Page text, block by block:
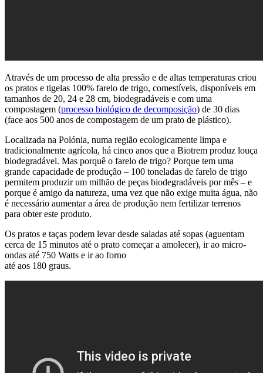
Através de um processo de alta pressão e de altas temperaturas criou
os pratos e tigelas 100% farelo de trigo, comestíveis, disponíveis em
tamanhos de 20, 24 e 28 cm, biodegradáveis e com uma
compostagem (processo biológico de decomposição) de 30 dias
(face aos 500 anos de compostagem de um prato de plástico).
Localizada na Polónia, numa região ecologicamente limpa e
tradicionalmente agrícola, há cinco anos que a Biotrem produz louça
biodegradável. Mas porquê o farelo de trigo? Porque tem uma
grande capacidade de produção – 100 toneladas de farelo de trigo
permitem produzir um milhão de peças biodegradáveis por mês – e
porque é amigo da natureza, uma vez que não exige muita água, não
é necessário aumentar a área de produção nem fertilizar terrenos
para obter este produto.
Os pratos e taças podem levar desde saladas até sopas (aguentam
cerca de 15 minutos até o prato começar a amolecer), ir ao micro-
ondas até 750 Watts e ir ao forno
até aos 180 graus.